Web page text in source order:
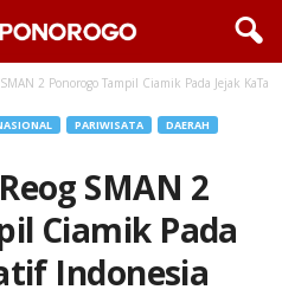
2 Ponorogo Tampil Ciamik Pada Jejak KaTa
PARIWISATA
DAERAH
SMAN 2
Ciamik Pada
Indonesia